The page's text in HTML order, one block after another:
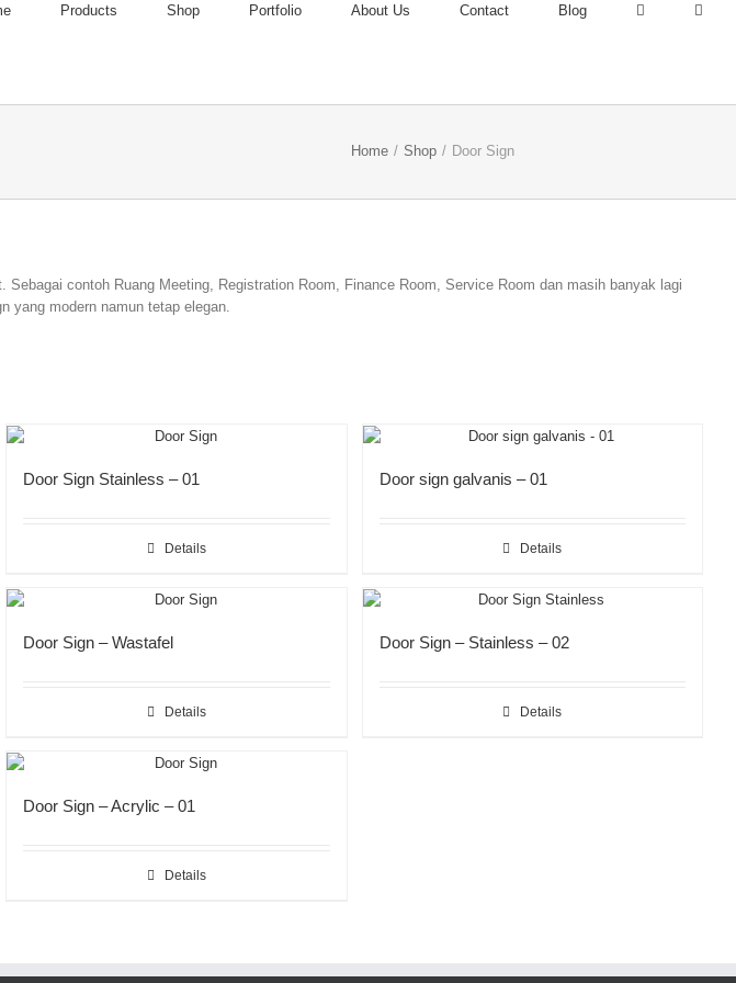
Products Shop Portfolio About Us Contact Blog
Home / Shop / Door Sign
contoh Ruang Meeting, Registration Room, Finance Room, Service Room dan masih banyak lagi
yang modern namun tetap elegan.
Door Sign Stainless – 01
Details
Door sign galvanis – 01
Details
Door Sign – Wastafel
Details
Door Sign – Stainless – 02
Details
Door Sign – Acrylic – 01
Details